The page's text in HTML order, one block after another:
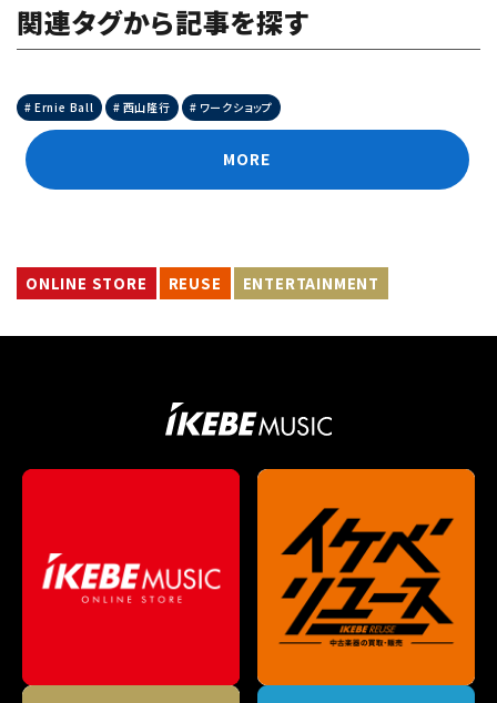
関連タグから記事を探す
Ernie Ball 西山隆行 ワークショップ
MORE
ONLINE STORE REUSE ENTERTAINMENT